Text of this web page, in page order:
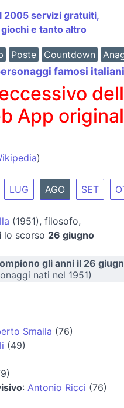
2005 servizi gratuiti,
giochi e tanto altro
Poste Countdown
famosi italiani
App
)
LUG AGO SET
(1951), filosofo,
lo scorso 26 giugno
gli anni il 26
nati nel 1951)
Smaila (76)
(49)
: Antonio Ricci (76)